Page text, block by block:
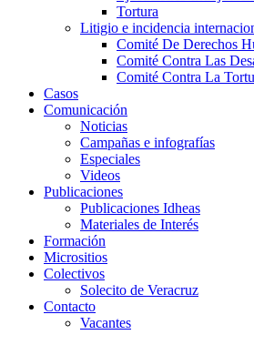
Tortura
Litigio e incidencia
Comité De Derechos
Comité Contra Las
Comité Contra La
Casos
Comunicación
Noticias
Campañas e infografías
Especiales
Videos
Publicaciones
Publicaciones Idheas
Materiales de Interés
Formación
Micrositios
Colectivos
Solecito de Veracruz
Contacto
Vacantes